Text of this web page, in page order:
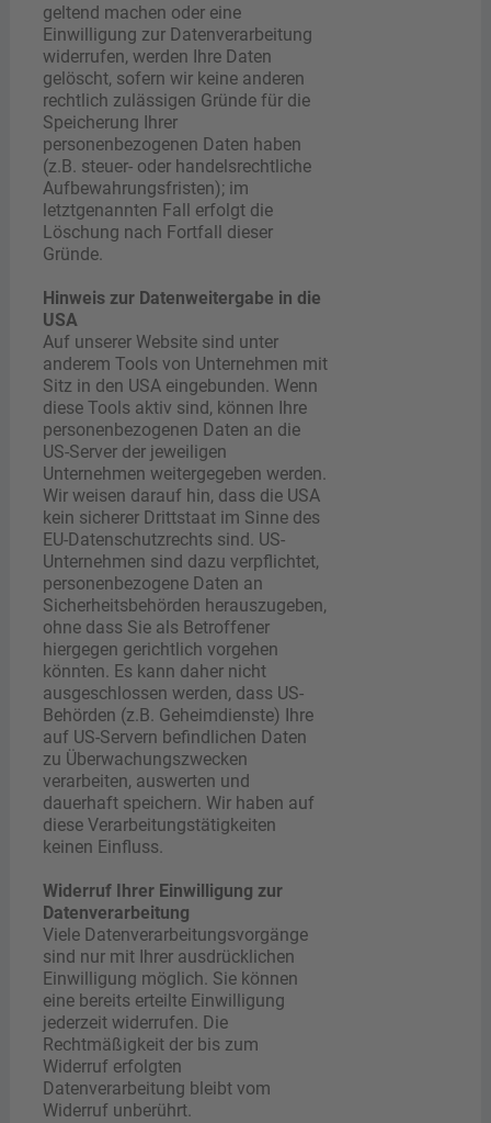
geltend machen oder eine
Einwilligung zur Datenverarbeitung
widerrufen, werden Ihre Daten
gelöscht, sofern wir keine anderen
rechtlich zulässigen Gründe für die
Speicherung Ihrer
personenbezogenen Daten haben
(z.B. steuer- oder handelsrechtliche
Aufbewahrungsfristen); im
letztgenannten Fall erfolgt die
Löschung nach Fortfall dieser
Gründe.
Hinweis zur Datenweitergabe in die
USA
Auf unserer Website sind unter
anderem Tools von Unternehmen mit
Sitz in den USA eingebunden. Wenn
diese Tools aktiv sind, können Ihre
personenbezogenen Daten an die
US-Server der jeweiligen
Unternehmen weitergegeben werden.
Wir weisen darauf hin, dass die USA
kein sicherer Drittstaat im Sinne des
EU-Datenschutzrechts sind. US-
Unternehmen sind dazu verpflichtet,
personenbezogene Daten an
Sicherheitsbehörden herauszugeben,
ohne dass Sie als Betroffener
hiergegen gerichtlich vorgehen
könnten. Es kann daher nicht
ausgeschlossen werden, dass US-
Behörden (z.B. Geheimdienste) Ihre
auf US-Servern befindlichen Daten
zu Überwachungszwecken
verarbeiten, auswerten und
dauerhaft speichern. Wir haben auf
diese Verarbeitungstätigkeiten
keinen Einfluss.
Widerruf Ihrer Einwilligung zur
Datenverarbeitung
Viele Datenverarbeitungsvorgänge
sind nur mit Ihrer ausdrücklichen
Einwilligung möglich. Sie können
eine bereits erteilte Einwilligung
jederzeit widerrufen. Die
Rechtmäßigkeit der bis zum
Widerruf erfolgten
Datenverarbeitung bleibt vom
Widerruf unberührt.